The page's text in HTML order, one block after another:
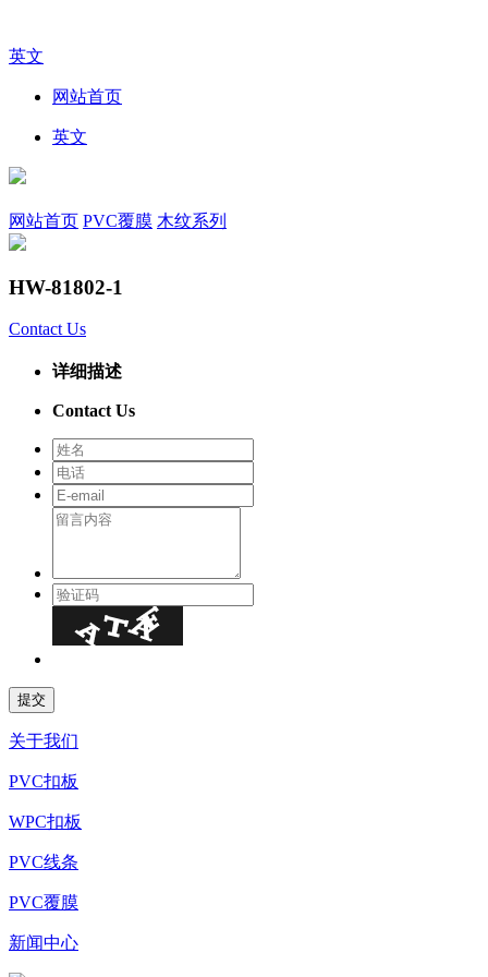
英文
网站首页
英文
网站首页 PVC覆膜 木纹系列
HW-81802-1
Contact Us
详细描述
Contact Us
关于我们
PVC扣板
WPC扣板
PVC线条
PVC覆膜
新闻中心